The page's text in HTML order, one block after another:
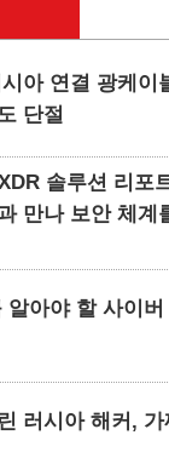
아 연결 광케이
단절
솔루션 리포
만나 보안 체계
아야 할 사이버
러시아 해커,